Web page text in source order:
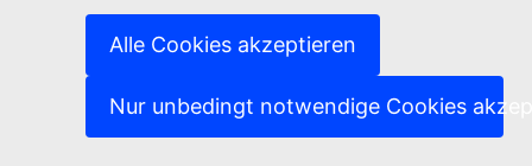
Alle Cookies akzeptieren
Nur unbedingt notwendige Cookies
Studiengang für Logopädie und
Psychomotoriktherapie
Gymnasiale Maturität,
von der EDK anerkanntes Lehrdiplom